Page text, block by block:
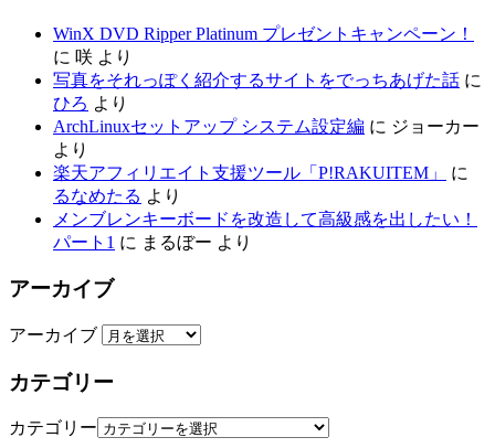
WinX DVD Ripper Platinum プレゼントキャンペーン！
に 咲 より
写真をそれっぽく紹介するサイトをでっちあげた話 に
ひろ より
ArchLinuxセットアップ システム設定編 に ジョーカー
より
楽天アフィリエイト支援ツール「P!RAKUITEM」
に
るなめたる より
メンブレンキーボードを改造して高級感を出したい！
パート1 に まるぼー より
アーカイブ
アーカイブ
カテゴリー
カテゴリー